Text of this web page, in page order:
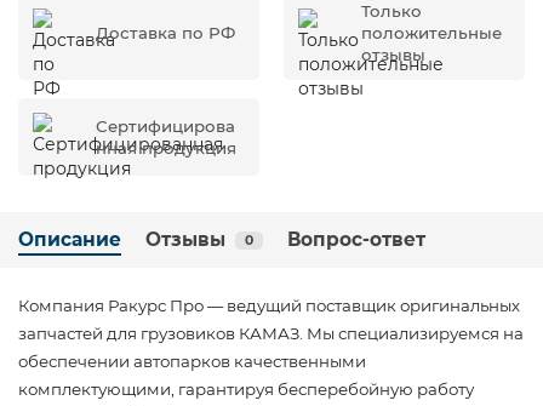
Доставка по РФ
Только
положительные
отзывы
Сертифицирова
нная продукция
Описание Отзывы 0 Вопрос-ответ
Компания Ракурс Про — ведущий поставщик оригинальных
запчастей для грузовиков КАМАЗ. Мы специализируемся на
обеспечении автопарков качественными
комплектующими, гарантируя бесперебойную работу